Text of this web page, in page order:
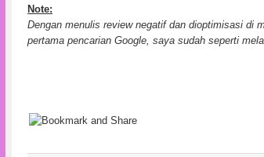
Note:
Dengan menulis review negatif dan dioptimisasi di
pertama pencarian Google, saya sudah seperti